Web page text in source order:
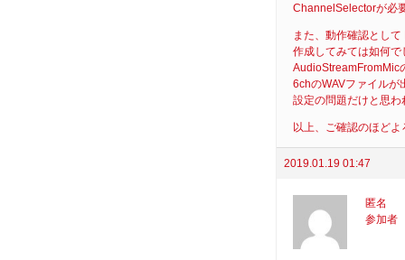
ChannelSelectorが必
また、動作確認とし
作成してみては如何で
AudioStreamFromMic
6chのWAVファイルが
設定の問題だけと思わ
以上、ご確認のほど
2019.01.19 01:47
匿名
参加者